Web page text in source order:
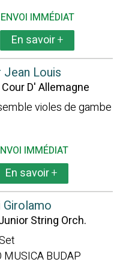
ENVOI IMMÉDIAT
En savoir+
Jean Louis
D' Allemagne
violes de gambe
IMMÉDIAT
En savoir+
String Orch.
MUSICA BUDAP